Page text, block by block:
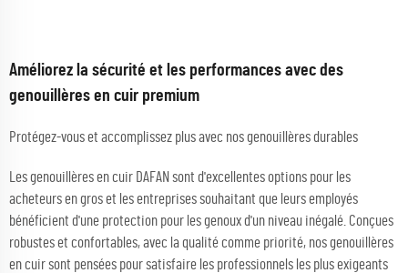
Améliorez la sécurité et les performances avec des
genouillères en cuir premium
Protégez-vous et accomplissez plus avec nos genouillères durables
Les genouillères en cuir DAFAN sont d'excellentes options pour les
acheteurs en gros et les entreprises souhaitant que leurs employés
bénéficient d'une protection pour les genoux d'un niveau inégalé. Conçues
robustes et confortables, avec la qualité comme priorité, nos genouillères
en cuir sont pensées pour satisfaire les professionnels les plus exigeants